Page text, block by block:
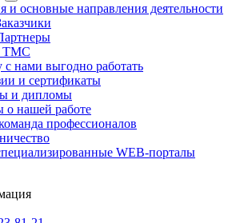
и основные направления деятельности
ТМС
нами выгодно работать
и сертификаты
и дипломы
о нашей работе
профессионалов
WEB-порталы